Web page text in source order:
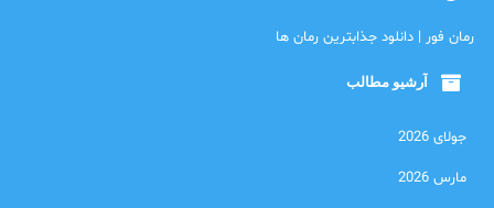
رمان فور | دانلود جذابترین رمان ها
آرشیو مطالب
جولای 2026
مارس 2026